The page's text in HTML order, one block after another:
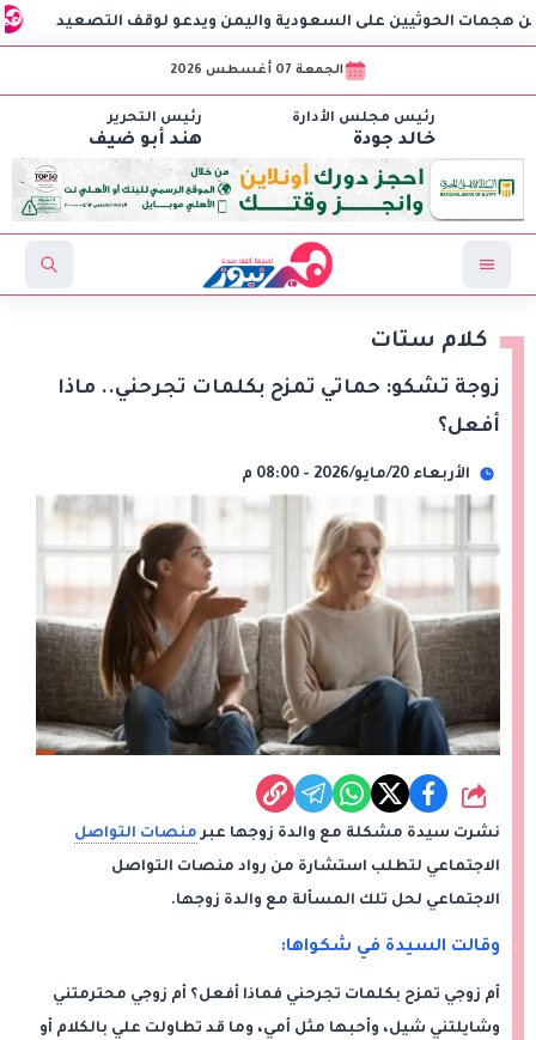
الحوثيين على السعودية واليمن ويدعو لوقف التصعيد
الجمعة 07 أغسطس 2026
رئيس مجلس الأدارة
خالد جودة
رئيس التحرير
هند أبو ضيف
كلام ستات
زوجة تشكو: حماتي تمزح بكلمات تجرحني.. ماذا
أفعل؟
الأربعاء 20/مايو/2026 - 08:00 م
شارك
نشرت سيدة مشكلة مع والدة زوجها عبر منصات التواصل
الاجتماعي لتطلب استشارة من رواد منصات التواصل
الاجتماعي لحل تلك المسألة مع والدة زوجها.
وقالت السيدة في شكواها:
أم زوجي تمزح بكلمات تجرحني فماذا أفعل؟ أم زوجي محترمتني
وشايلتني شيل، وأحبها مثل أمي، وما قد تطاولت علي بالكلام أو